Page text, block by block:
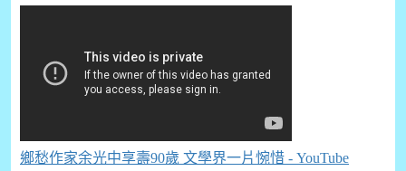
鄉愁作家余光中享壽90歲 文學界一片惋惜 - YouTube